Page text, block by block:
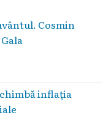
Cosmin
inflaţia